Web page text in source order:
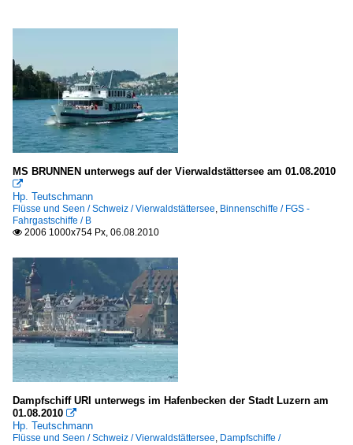
MS BRUNNEN unterwegs auf der Vierwaldstättersee am 01.08.2010

Hp. Teutschmann
Flüsse und Seen / Schweiz / Vierwaldstättersee, Binnenschiffe / FGS -
Fahrgastschiffe / B
 2006 1000x754 Px, 06.08.2010
Dampfschiff URI unterwegs im Hafenbecken der Stadt Luzern am
01.08.2010 
Hp. Teutschmann
Flüsse und Seen / Schweiz / Vierwaldstättersee, Dampfschiffe /